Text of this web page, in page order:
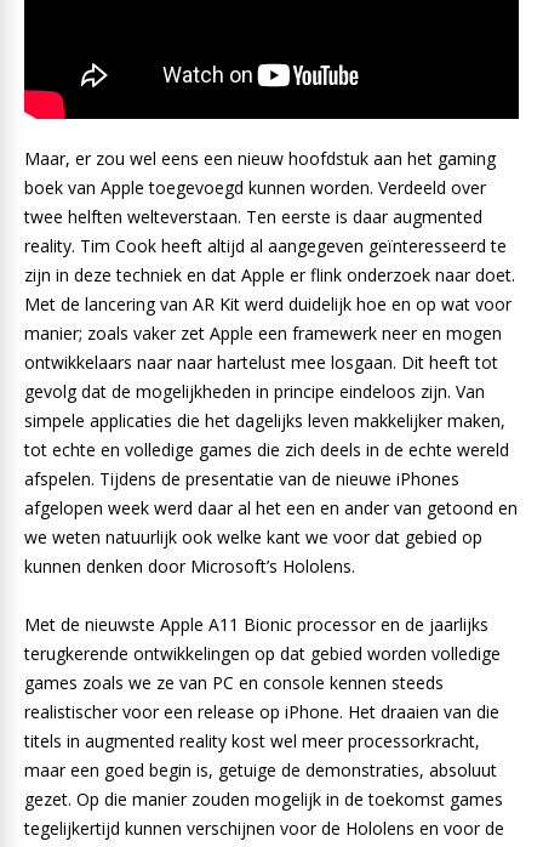
Maar, er zou wel eens een nieuw hoofdstuk aan het gaming
boek van Apple toegevoegd kunnen worden. Verdeeld over
twee helften welteverstaan. Ten eerste is daar augmented
reality. Tim Cook heeft altijd al aangegeven geïnteresseerd te
zijn in deze techniek en dat Apple er flink onderzoek naar doet.
Met de lancering van AR Kit werd duidelijk hoe en op wat voor
manier; zoals vaker zet Apple een framewerk neer en mogen
ontwikkelaars naar naar hartelust mee losgaan. Dit heeft tot
gevolg dat de mogelijkheden in principe eindeloos zijn. Van
simpele applicaties die het dagelijks leven makkelijker maken,
tot echte en volledige games die zich deels in de echte wereld
afspelen. Tijdens de presentatie van de nieuwe iPhones
afgelopen week werd daar al het een en ander van getoond en
we weten natuurlijk ook welke kant we voor dat gebied op
kunnen denken door Microsoft’s Hololens.
Met de nieuwste Apple A11 Bionic processor en de jaarlijks
terugkerende ontwikkelingen op dat gebied worden volledige
games zoals we ze van PC en console kennen steeds
realistischer voor een release op iPhone. Het draaien van die
titels in augmented reality kost wel meer processorkracht,
maar een goed begin is, getuige de demonstraties, absoluut
gezet. Op die manier zouden mogelijk in de toekomst games
tegelijkertijd kunnen verschijnen voor de Hololens en voor de